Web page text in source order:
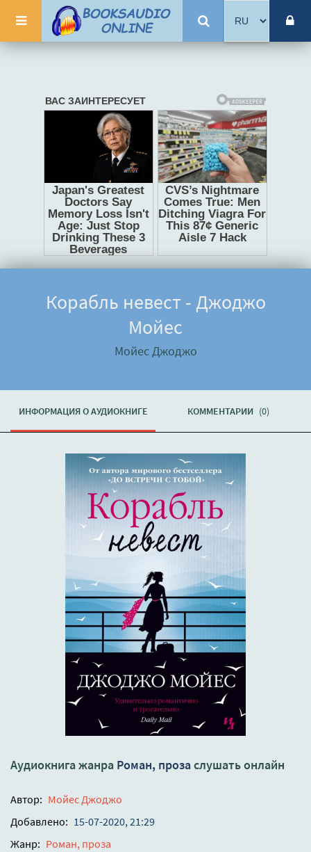
Корабль невест - Джоджо
Мойес
Мойес Джоджо
ИНФОРМАЦИЯ О АУДИОКНИГЕ КОММЕНТАРИИ (0)
Аудиокнига жанра Роман, прозаслушать онлайн
Автор: Мойес Джоджо
Добавлено: 15-07-2020, 21:29
Жанр: Роман, проза